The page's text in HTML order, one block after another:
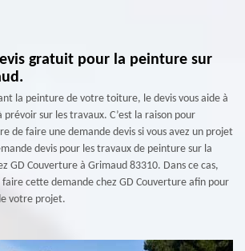
gratuit pour la peinture sur
la peinture de votre toiture, le devis vous aide à
sur les travaux. C’est la raison pour
de faire une demande devis si vous avez un projet
devis pour les travaux de peinture sur la
GD Couverture à Grimaud 83310. Dans ce cas,
faire cette demande chez GD Couverture afin pour
votre projet.